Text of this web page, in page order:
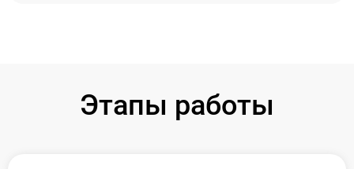
Этапы работы